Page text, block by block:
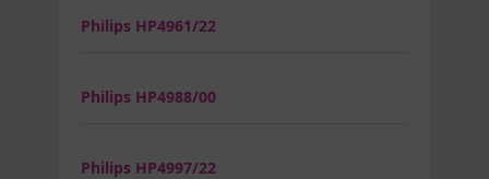
Philips HP4961/22
Philips HP4988/00
Philips HP4997/22